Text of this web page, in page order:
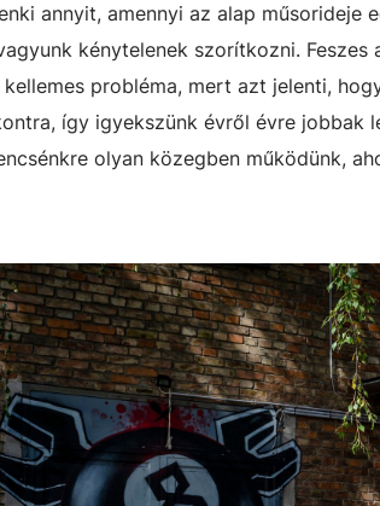
annyit, amennyi az alap
kénytelenek szorítkozni.
probléma, mert azt jelenti,
így igyekszünk évről évre jobbak
olyan közegben működünk,